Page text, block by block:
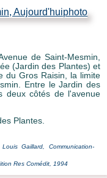
de Saint-Mesmin,
(Jardin des Plantes) et
du Gros Raisin, la limite
Entre le Jardin des
deux côtés de l'avenue
Plantes.
Gaillard, Communication-
Res Comédit, 1994